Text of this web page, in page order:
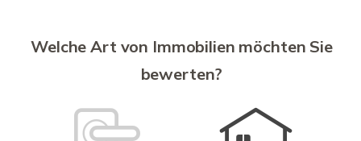
Welche Art von Immobilien möchten Sie
bewerten?